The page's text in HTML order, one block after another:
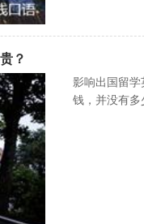
？
影响出国留
钱，并没有多